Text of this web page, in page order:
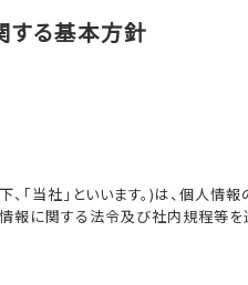
する基本方針
「当社」といいます。)は、個人
報に関する法令及び社内規程等